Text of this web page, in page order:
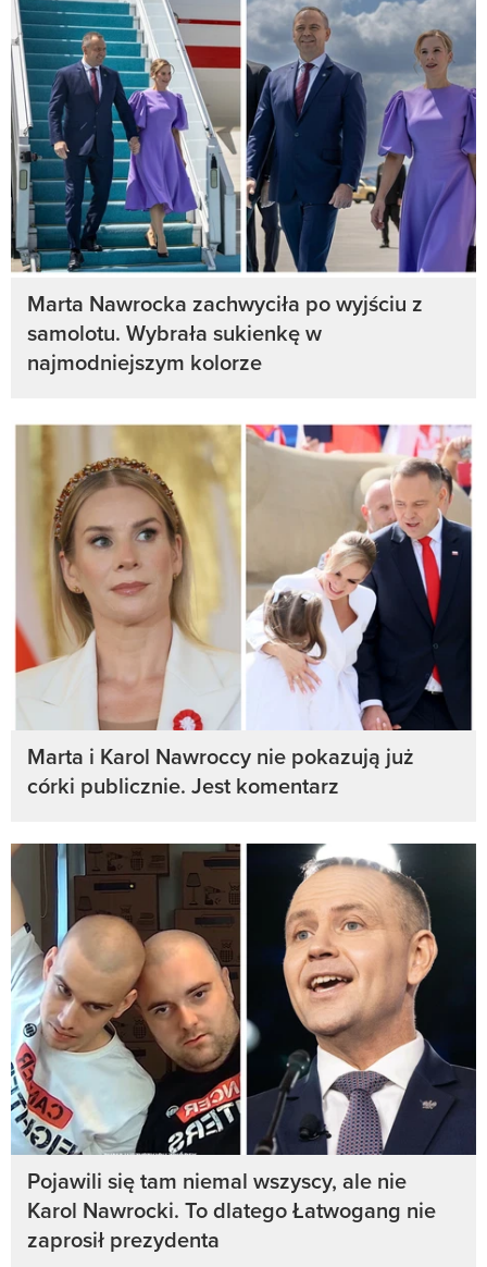
Marta Nawrocka zachwyciła po wyjściu z
samolotu. Wybrała sukienkę w
najmodniejszym kolorze
Marta i Karol Nawroccy nie pokazują już
córki publicznie. Jest komentarz
Pojawili się tam niemal wszyscy, ale nie
Karol Nawrocki. To dlatego Łatwogang nie
zaprosił prezydenta